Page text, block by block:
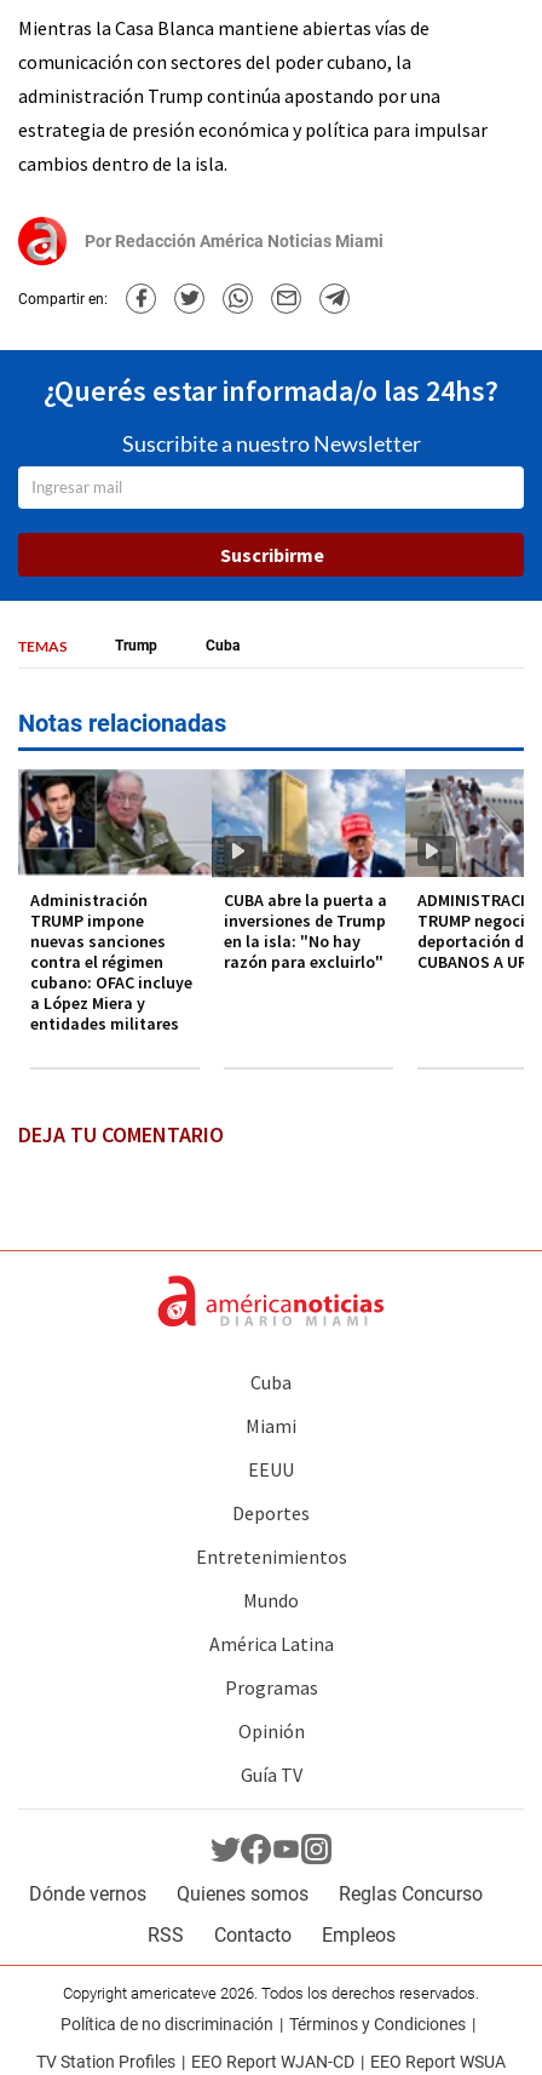
Mientras la Casa Blanca mantiene abiertas vías de
comunicación con sectores del poder cubano, la
administración Trump continúa apostando por una
estrategia de presión económica y política para impulsar
cambios dentro de la isla.
Por Redacción América Noticias Miami
Compartir en:
¿Querés estar informada/o las 24hs?
Suscribite a nuestro Newsletter
Suscribirme
TEMAS Trump Cuba
Notas relacionadas
Administración
TRUMP impone
nuevas sanciones
contra el régimen
cubano: OFAC incluye
a López Miera y
entidades militares
CUBA abre la puerta a
inversiones de Trump
en la isla: "No hay
razón para excluirlo"
TRUMP negocia
deportación de
CUBANOS A
DEJA TU COMENTARIO
Cuba
Miami
EEUU
Deportes
Entretenimientos
Mundo
América Latina
Programas
Opinión
Guía TV
Dónde vernos Quienes somos
Reglas Concurso
RSS
Contacto Empleos
Copyright americateve 2026. Todos los derechos reservados.
Política de no discriminación
Términos y Condiciones
TV Station Profiles
EEO Report WJAN-CD EEO Report WSUA